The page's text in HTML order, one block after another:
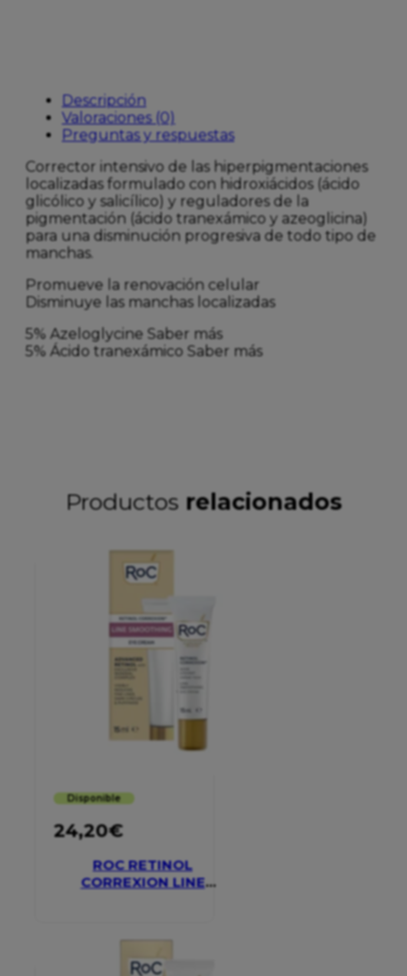
Descripción
Valoraciones (0)
Preguntas y respuestas
Corrector intensivo de las hiperpigmentaciones
localizadas formulado con hidroxiácidos (ácido
glicólico y salicílico) y reguladores de la
pigmentación (ácido tranexámico y azeoglicina)
para una disminución progresiva de todo tipo de
manchas.
Promueve la renovación celular
Disminuye las manchas localizadas
5% Azeloglycine Saber más
5% Ácido tranexámico Saber más
Productos relacionados
Disponible
24,20€
ROC RETINOL
CORREXION LINE